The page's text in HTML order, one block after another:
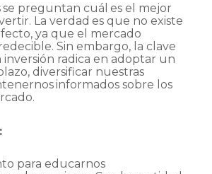
se preguntan cuál es el mejor
La verdad es que no existe
ya que el mercado
Sin embargo, la clave
inversión radica en adoptar un
diversificar nuestras
informados sobre los
para educarnos